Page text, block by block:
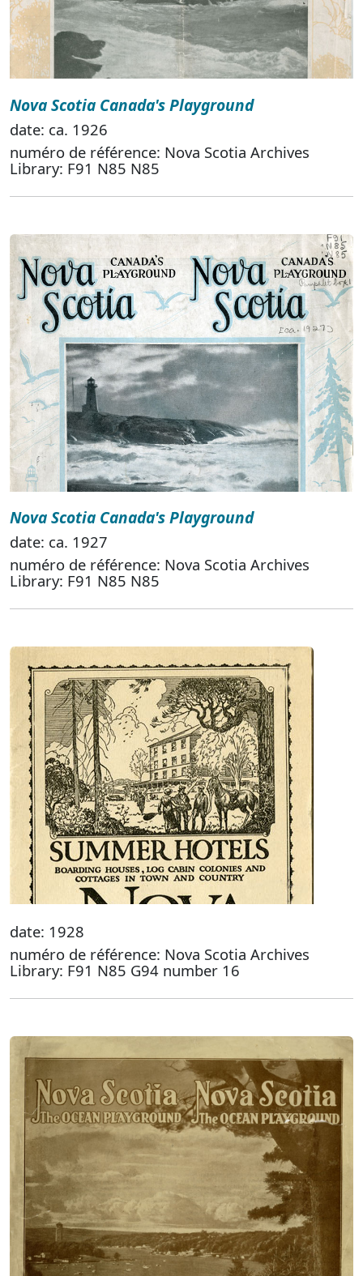
Nova Scotia Canada's Playground
date: ca. 1926
numéro de référence: Nova Scotia Archives
Library: F91 N85 N85
Nova Scotia Canada's Playground
date: ca. 1927
numéro de référence: Nova Scotia Archives
Library: F91 N85 N85
date: 1928
numéro de référence: Nova Scotia Archives
Library: F91 N85 G94 number 16